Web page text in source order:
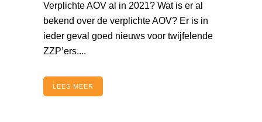
Verplichte AOV al in 2021? Wat is er al
bekend over de verplichte AOV? Er is in
ieder geval goed nieuws voor twijfelende
ZZP’ers....
LEES MEER